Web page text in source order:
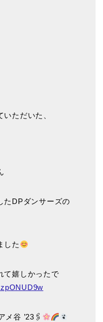
ただいた、
たDPダンサーズの
した
て嬉しかったで
メ谷 ’23🖇